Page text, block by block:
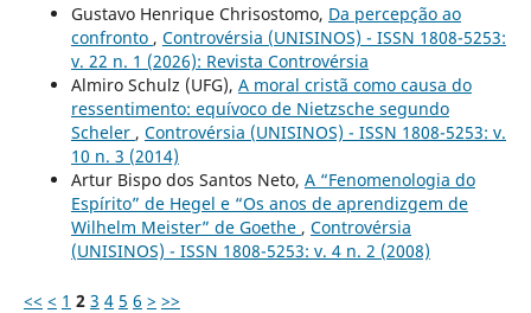
Gustavo Henrique Chrisostomo, Da percepção ao
confronto , Controvérsia (UNISINOS) - ISSN 1808-5253:
v. 22 n. 1 (2026): Revista Controvérsia
Almiro Schulz (UFG), A moral cristã como causa do
ressentimento: equívoco de Nietzsche segundo
Scheler , Controvérsia (UNISINOS) - ISSN 1808-5253: v.
10 n. 3 (2014)
Artur Bispo dos Santos Neto, A “Fenomenologia do
Espírito” de Hegel e “Os anos de aprendizgem de
Wilhelm Meister” de Goethe , Controvérsia
(UNISINOS) - ISSN 1808-5253: v. 4 n. 2 (2008)
<< < 1 2 3 4 5 6 > >>